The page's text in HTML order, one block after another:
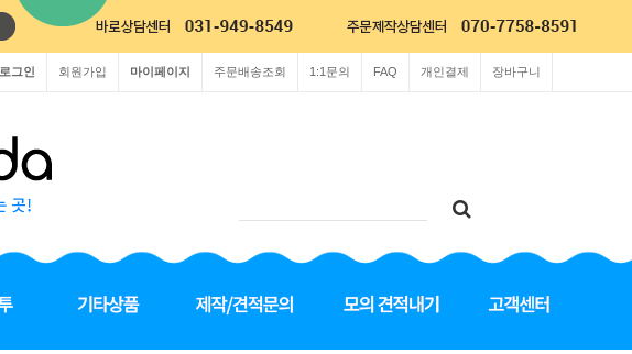
장바구니
개인결제
FAQ
1:1문의
주문배송조회
마이페이지
회원가입
로그인